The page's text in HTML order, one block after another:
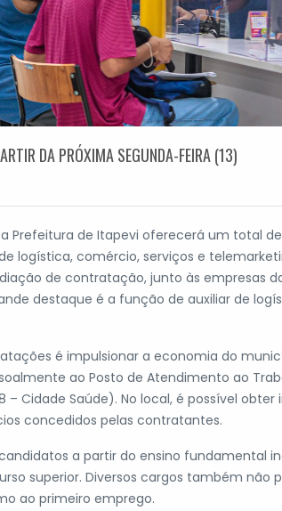
DA PRÓXIMA SEGUNDA-FEIRA (13)
Prefeitura de Itapevi oferecerá um total
logística, comércio, serviços e
de contratação, junto às empresas
destaque é a função de auxiliar de
é impulsionar a economia do
ao Posto de Atendimento ao
– Cidade Saúde). No local, é possível
concedidos pelas contratantes.
a partir do ensino fundamental
superior. Diversos cargos também não
ao primeiro emprego.